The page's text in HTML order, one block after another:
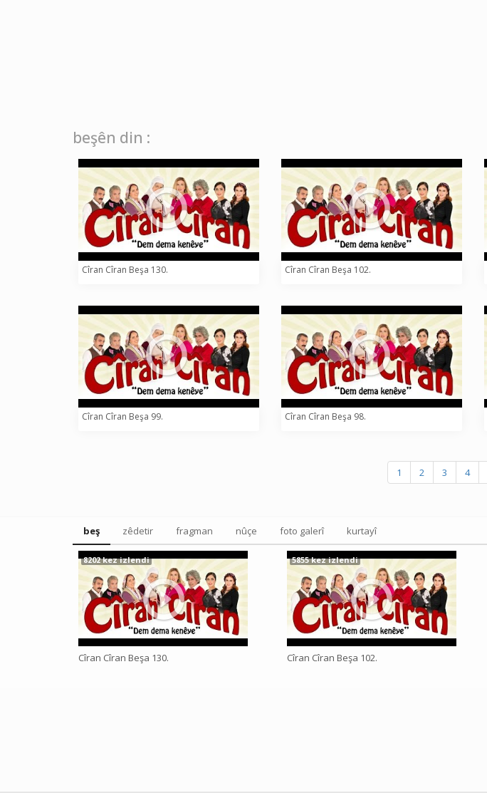
beşên din :
Cîran Cîran Beşa 130. Cîran Cîran Beşa 102.
Cîran Cîran Beşa 99. Cîran Cîran Beşa 98.
1 2 3 4
beş zêdetir fragman nûçe foto galerî kurtayî
Cîran Cîran Beşa 130.
8202 kez izlendi
Cîran Cîran Beşa 102.
5855 kez izlendi